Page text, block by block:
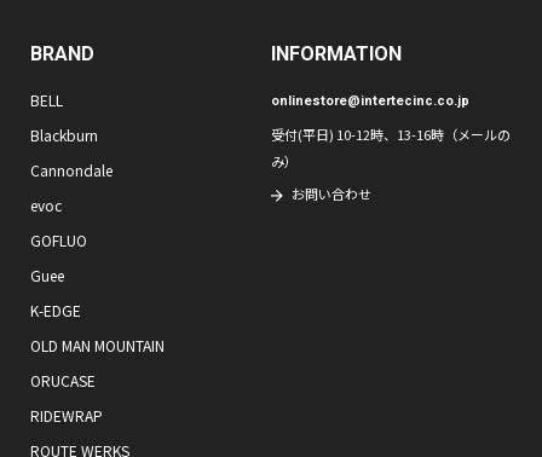
BRAND
BELL
Blackburn
Cannondale
evoc
GOFLUO
Guee
K-EDGE
OLD MAN MOUNTAIN
ORUCASE
RIDEWRAP
ROUTE WERKS
INFORMATION
onlinestore@intertecinc.co.jp
受付(平日) 10-12時、13-16時（メールの
み）
お問い合わせ